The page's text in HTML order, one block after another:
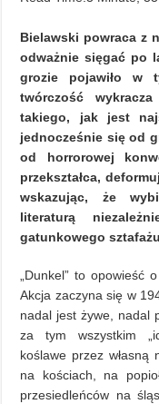
Bielawski powraca z
odważnie sięgać po
grozie pojawiło w
twórczość
takiego, jak jest
jednocześnie się od
od horrorowej
przekształca,
wskazując, że
literaturą
gatunkowego
„Dunkel” to opowieść
Akcja zaczyna się w
nadal jest żywe, nadal
za tym wszystkim
koślawe przez własną
na kościach, na
przesiedleńców na